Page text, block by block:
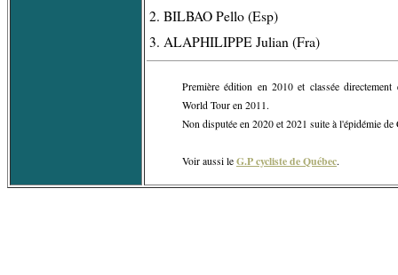
2. BILBAO Pello (Esp)
3. ALAPHILIPPE Julian (Fra)
Première édition en 2010 et classée
World Tour en 2011.
Non disputée en 2020 et 2021 suite à l'épidémie
Voir aussi le G.P cycliste de Québec.